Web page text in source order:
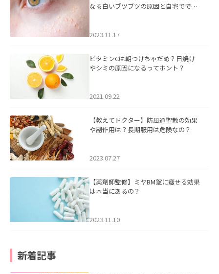
なる白いブツブツの原因と自宅ででき
2023.11.17
ビタミンCは朝つけちゃだめ？日焼け
やシミの原因になるってホント？
2021.09.22
【教えてドクター】防風通聖散の効果
や副作用は？長期服用は危険なの？
2023.07.27
【薬剤師監修】ミヤBM錠に痩せる効果
は本当にあるの？
2023.11.10
新着記事